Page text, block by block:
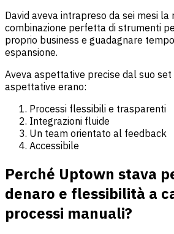
David aveva intrapreso da sei mesi la
combinazione perfetta di strumenti
proprio business e guadagnare
espansione.
Aveva aspettative precise dal suo set
aspettative erano:
Processi flessibili e trasparenti
Integrazioni fluide
Un team orientato al feedback
Accessibile
Perché Uptown stava
denaro e flessibilità a
processi manuali?